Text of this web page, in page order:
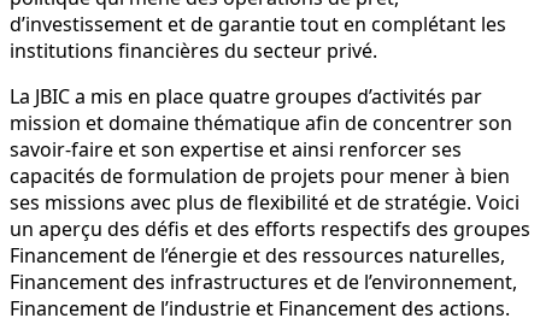
d’investissement et de garantie tout en complétant les
institutions financières du secteur privé.
La JBIC a mis en place quatre groupes d’activités par
mission et domaine thématique afin de concentrer son
savoir-faire et son expertise et ainsi renforcer ses
capacités de formulation de projets pour mener à bien
ses missions avec plus de flexibilité et de stratégie. Voici
un aperçu des défis et des efforts respectifs des groupes
Financement de l’énergie et des ressources naturelles,
Financement des infrastructures et de l’environnement,
Financement de l’industrie et Financement des actions.